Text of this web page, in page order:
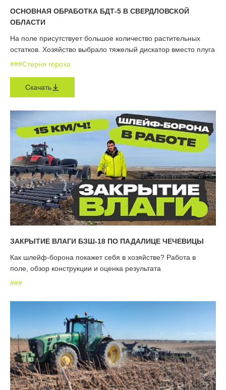
ОСНОВНАЯ ОБРАБОТКА БДТ-5 В СВЕРДЛОВСКОЙ
ОБЛАСТИ
На поле присутствует большое количество растительных
остатков. Хозяйство выбрало тяжелый дискатор вместо плуга
###Стерня гороха
Скачать
ЗАКРЫТИЕ ВЛАГИ БЗШ-18 ПО ПАДАЛИЦЕ ЧЕЧЕВИЦЫ
Как шлейф-борона покажет себя в хозяйстве? Работа в
поле, обзор конструкции и оценка результата
###